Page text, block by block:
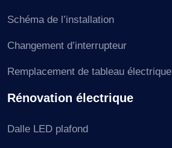
Schéma de l’installation
Changement d’interrupteur
Remplacement de tableau électrique
Rénovation électrique
Dalle LED plafond